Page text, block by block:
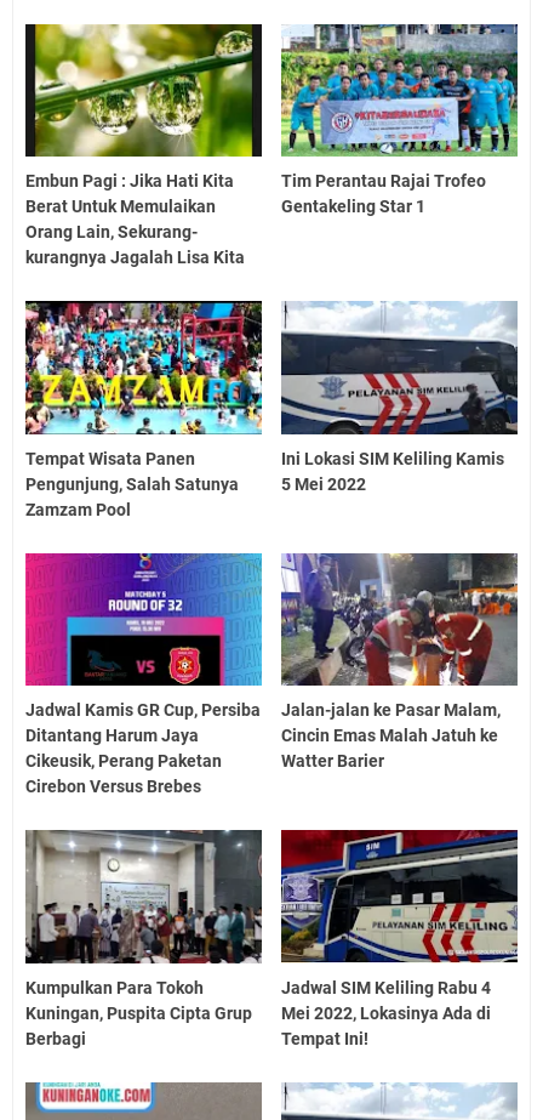
Embun Pagi : Jika Hati Kita
Berat Untuk Memulaikan
Orang Lain, Sekurang-
kurangnya Jagalah Lisa Kita
Tim Perantau Rajai Trofeo
Gentakeling Star 1
Tempat Wisata Panen
Pengunjung, Salah Satunya
Zamzam Pool
Ini Lokasi SIM Keliling Kamis
5 Mei 2022
Jadwal Kamis GR Cup, Persiba
Ditantang Harum Jaya
Cikeusik, Perang Paketan
Cirebon Versus Brebes
Jalan-jalan ke Pasar Malam,
Cincin Emas Malah Jatuh ke
Watter Barier
Kumpulkan Para Tokoh
Kuningan, Puspita Cipta Grup
Berbagi
Jadwal SIM Keliling Rabu 4
Mei 2022, Lokasinya Ada di
Tempat Ini!